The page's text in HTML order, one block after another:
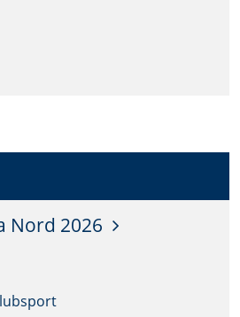
Nord 2026
der Website.